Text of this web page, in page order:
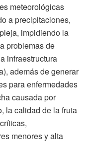
meteorológicas
a precipitaciones,
impidiendo la
problemas de
infraestructura
además de generar
para enfermedades
causada por
la calidad de la fruta
menores y alta